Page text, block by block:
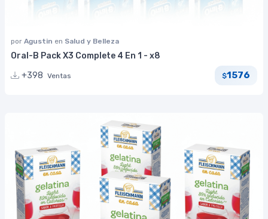
por Agustin en Salud y Belleza
Oral-B Pack X3 Complete 4 En 1 - x8
+398 Ventas $1576